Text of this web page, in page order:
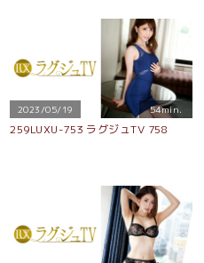
2023/05/19 54min.
259LUXU-753 ラグジュTV 758